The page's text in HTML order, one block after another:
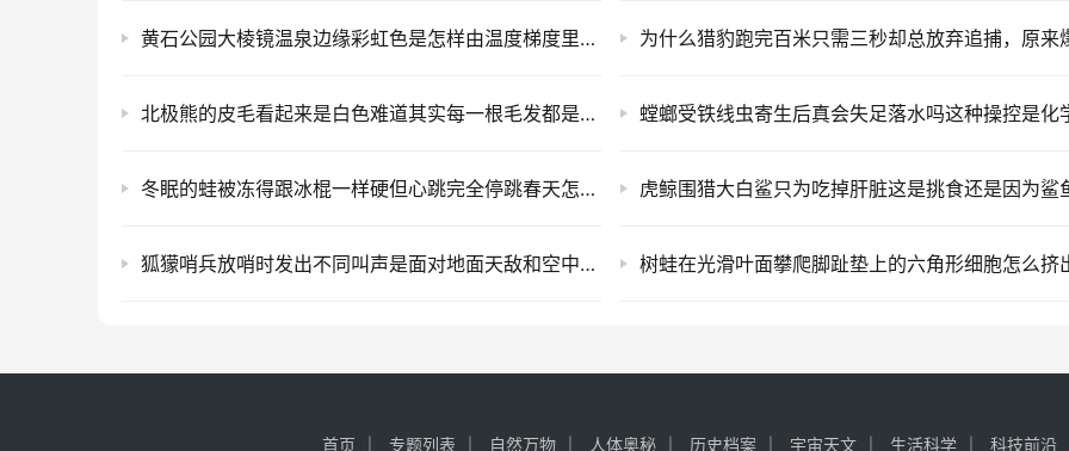
黄石公园大棱镜温泉边缘彩虹色是怎样由温度梯度里不同耐热菌群渲染而成？
北极熊的皮毛看起来是白色难道其实每一根毛发都是透明中空用于聚光？
冬眠的蛙被冻得跟冰棍一样硬但心跳完全停跳春天怎么重新恢复呼吸？
狐獴哨兵放哨时发出不同叫声是面对地面天敌和空中猛禽有不同警报词汇吗？
首页 专题列表 自然万物 人体奥秘 历史档案 宇宙天文 生活科学 科技前沿